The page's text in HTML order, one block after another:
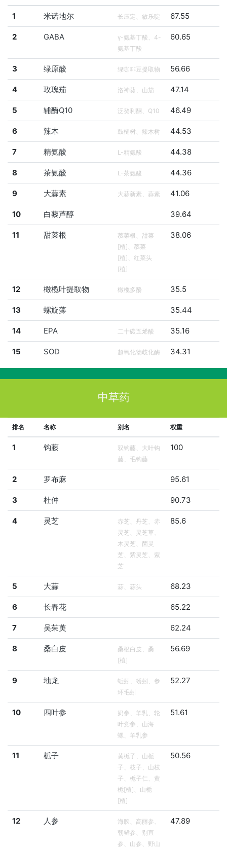
1 米诺地尔 长压定、敏乐啶 67.55
2 GABA
γ-氨基丁酸、4-
氨基丁酸
60.65
3 绿原酸 绿咖啡豆提取物 56.66
4 玫瑰茄 洛神葵、山茄 47.14
5 辅酶Q10 泛癸利酮、Q10 46.49
6 辣木 鼓槌树、辣木树 44.53
7 精氨酸 L-精氨酸 44.38
8 茶氨酸 L-茶氨酸 44.36
9 大蒜素 大蒜新素、蒜素 41.06
10 白藜芦醇 39.64
11 甜菜根
菾菜根、甜菜
[植]、菾菜
[植]、红菜头
[植]
38.06
12 橄榄叶提取物 橄榄多酚 35.5
13 螺旋藻 35.44
14 EPA 二十碳五烯酸 35.16
15 SOD 超氧化物歧化酶 34.31
中草药
排名 名称 别名 权重
1 钩藤
双钩藤、大叶钩
藤、毛钩藤
100
2 罗布麻 95.61
3 杜仲 90.73
4 灵芝
赤芝、丹芝、赤
灵芝、灵芝草、
木灵芝、菌灵
芝、紫灵芝、紫
芝
85.6
5 大蒜 蒜、蒜头 68.23
6 长春花 65.22
7 吴茱萸 62.24
8 桑白皮
桑根白皮、桑
[植]
56.69
9 地龙
蚯蚓、蠖蚓、参
环毛蚓
52.27
10 四叶参
奶参、羊乳、轮
叶党参、山海
螺、羊乳参
51.61
11 栀子
黄栀子、山栀
子、枝子、山枝
子、栀子仁、黄
栀[植]、山栀
[植]
50.56
12 人参
海腴、高丽参、
朝鲜参、别直
参、山参、野山
47.89